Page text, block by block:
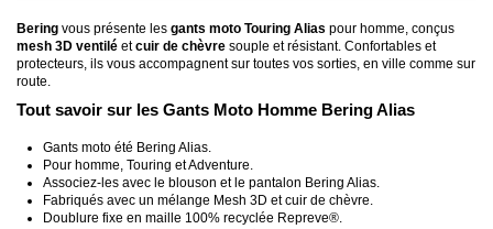
Bering vous présente les gants moto Touring Alias pour homme, conçus
mesh 3D ventilé etcuir de chèvre souple et résistant. Confortables et
protecteurs, ils vous accompagnent sur toutes vos sorties, en ville comme sur
route.
Tout savoir sur les Gants Moto Homme Bering Alias
Gants moto été Bering Alias.
Pour homme, Touring et Adventure.
Associez-les avec le blouson et le pantalon Bering Alias.
Fabriqués avec un mélange Mesh 3D et cuir de chèvre.
Doublure fixe en maille 100% recyclée Repreve®.